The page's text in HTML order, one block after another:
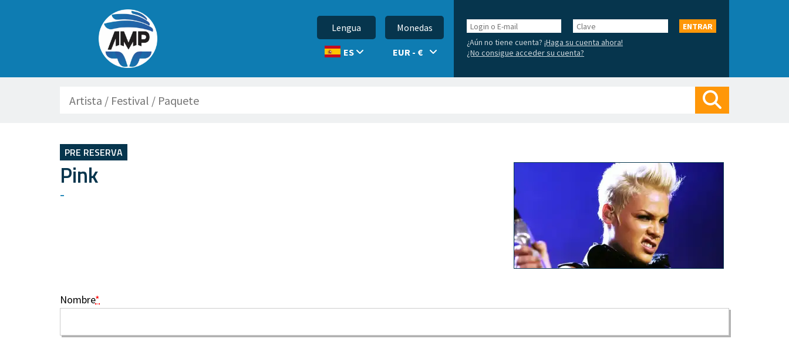
Lengua
ES
Monedas
EUR - €
Login
o
E-
mail
Clave
ENTRAR
¿Aún no tiene cuenta?¡Haga su cuenta ahora!
¿No consigue acceder su cuenta?
PRE RESERVA
Pink
-
Nombre*